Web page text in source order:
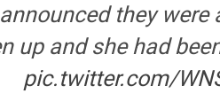
they
up and she had
pic.twitter.com/